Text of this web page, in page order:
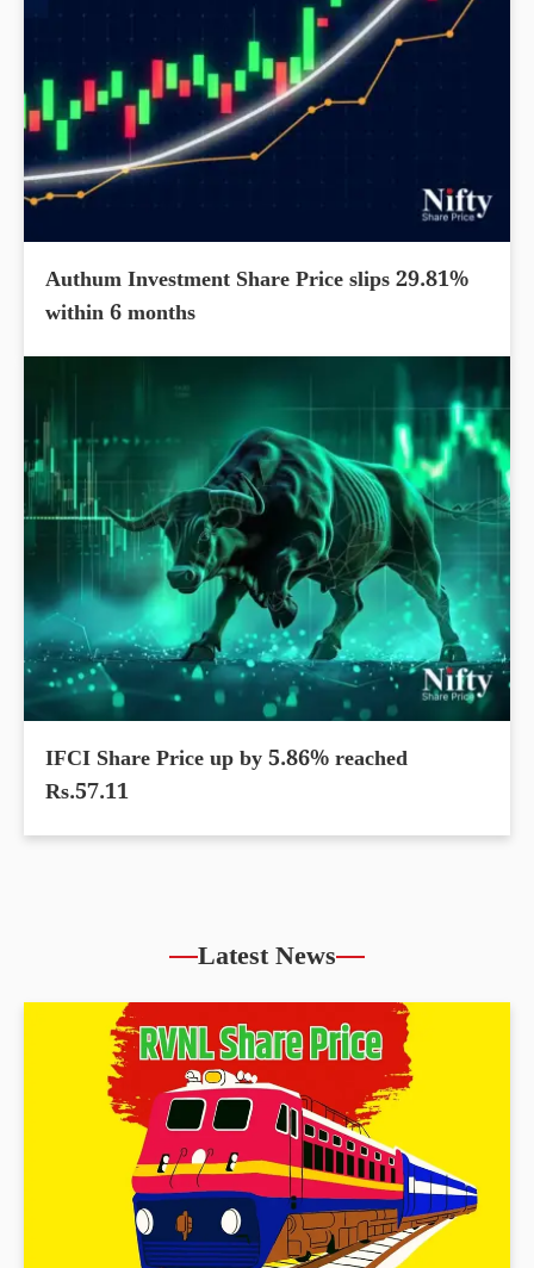
Authum Investment Share Price slips 29.81%
within 6 months
IFCI Share Price up by 5.86% reached
Rs.57.11
Latest News